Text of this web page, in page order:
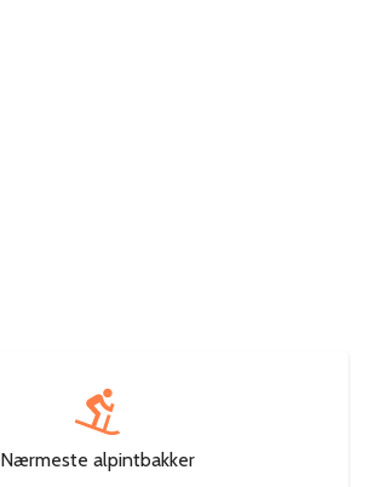
Nærmeste alpintbakker